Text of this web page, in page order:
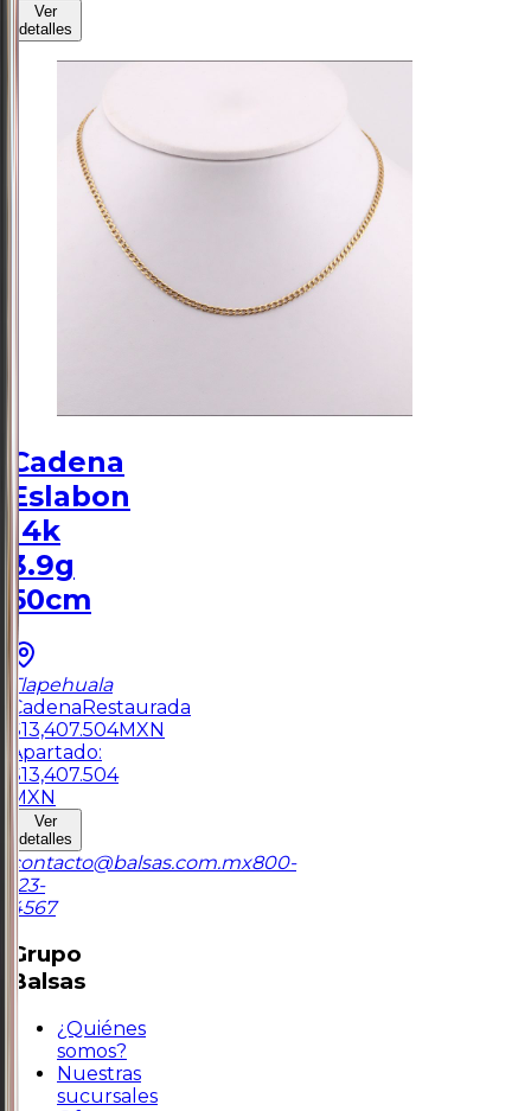
Ver
detalles
Cadena
Eslabon
14k
3.9g
50cm
Tlapehuala
CadenaRestaurada
$13,407.504MXN
Apartado:
$13,407.504
MXN
Ver
detalles
contacto@balsas.com.mx800-
123-
4567
Grupo
Balsas
¿Quiénes
somos?
Nuestras
sucursales